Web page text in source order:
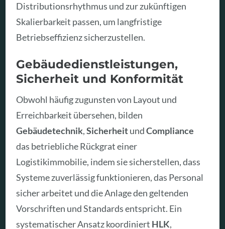
Distributionsrhythmus und zur zukünftigen
Skalierbarkeit passen, um langfristige
Betriebseffizienz sicherzustellen.
Gebäudedienstleistungen,
Sicherheit und Konformität
Obwohl häufig zugunsten von Layout und
Erreichbarkeit übersehen, bilden
Gebäudetechnik,SicherheitundCompliance
das betriebliche Rückgrat einer
Logistikimmobilie, indem sie sicherstellen, dass
Systeme zuverlässig funktionieren, das Personal
sicher arbeitet und die Anlage den geltenden
Vorschriften und Standards entspricht. Ein
systematischer Ansatz koordiniert HLK,